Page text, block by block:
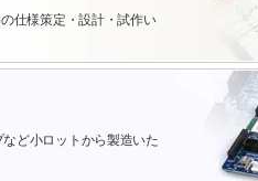
仕様策定・設計・試作い
ど小ロットから製造いた